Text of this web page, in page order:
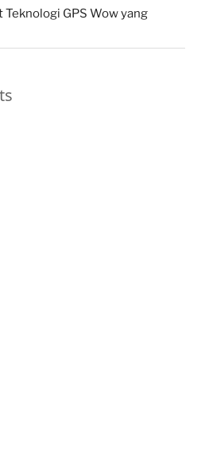
GPS Wow yang